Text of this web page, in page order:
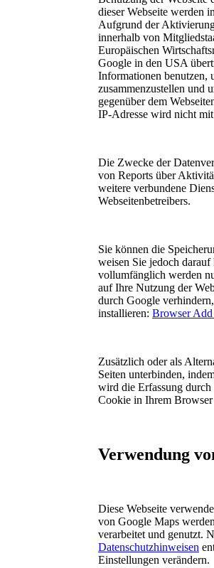
dieser Webseite werden
Aufgrund der
innerhalb von
Europäischen
Google in den USA
Informationen benutzen,
zusammenzustellen und
gegenüber dem
IP-Adresse wird nicht
Die Zwecke der
von Reports über
weitere verbundene
Webseitenbetreibers.
Sie können die
weisen Sie jedoch
vollumfänglich werden
auf Ihre Nutzung der
durch Google
installieren: Browser
Zusätzlich oder als
Seiten unterbinden,
wird die Erfassung
Cookie in Ihrem
Verwendung
Diese Webseite
von Google Maps
verarbeitet und genutzt.
Datenschutzhinweisen
Einstellungen verändern.